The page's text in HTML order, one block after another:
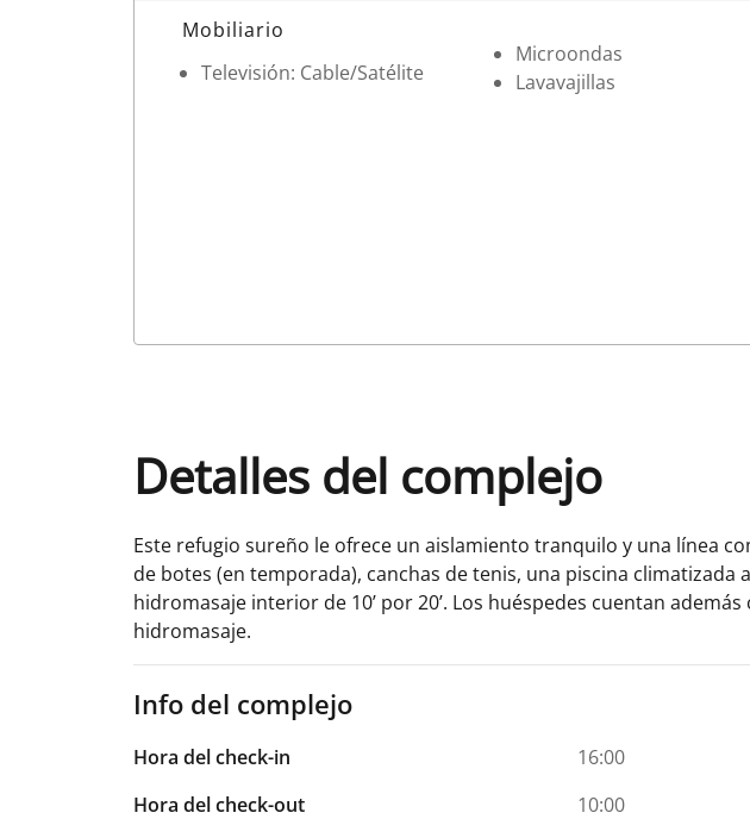
Datos de la habitación
Mobiliario
Televisión: Cable/Satélite
Microondas
Lavavajillas
Detalles del complejo
Este refugio sureño le ofrece un aislamiento tranquilo y una línea
de botes (en temporada), canchas de tenis, una piscina
hidromasaje interior de 10’ por 20’. Los huéspedes cuentan
hidromasaje.
Info del complejo
Hora del check-in
16:00
Hora del check-out
10:00